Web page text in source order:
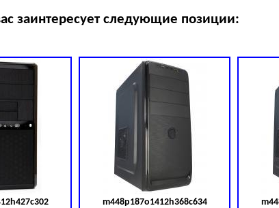
заинтересует следующие позиции:
m448p187o1412h368c634